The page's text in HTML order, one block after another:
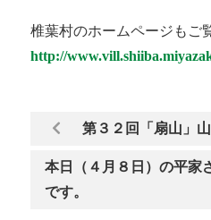
椎葉村のホームページもご
http://
第３２回「扇山」
本日（４月８日）の平家
です。